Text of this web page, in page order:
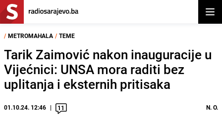
/ METROMAHALA / TEME
Tarik Zaimović nakon inauguracije u
Vijećnici: UNSA mora raditi bez
uplitanja i eksternih pritisaka
01.10.24. 12:46 11 N. O.